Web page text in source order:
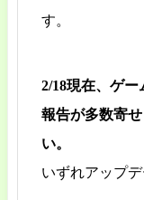
す。
2/18現在、ゲ
報告が多数寄
い。
いずれアップ